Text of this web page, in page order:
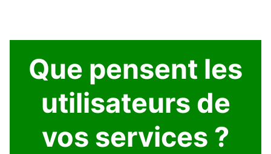
Que pensent les
utilisateurs de
vos services ?